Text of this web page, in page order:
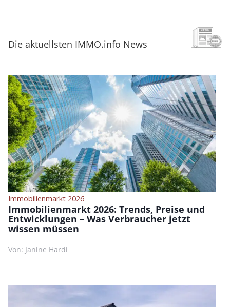
Die aktuellsten IMMO.info News
Immobilienmarkt 2026
Immobilienmarkt 2026: Trends, Preise und
Entwicklungen – Was Verbraucher jetzt
wissen müssen
Von: Janine Hardi